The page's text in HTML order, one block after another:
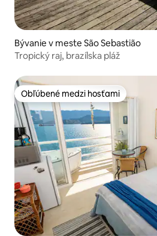
Bývanie v meste São Sebastião
Tropický raj, brazílska pláž
Obľúbené medzi hosťami
Obľúbené medzi hosťami